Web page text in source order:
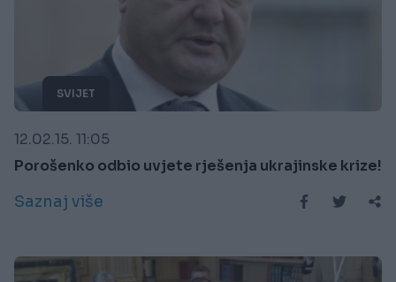
SVIJET
12.02.15. 11:05
Porošenko odbio uvjete rješenja ukrajinske krize!
Saznaj više